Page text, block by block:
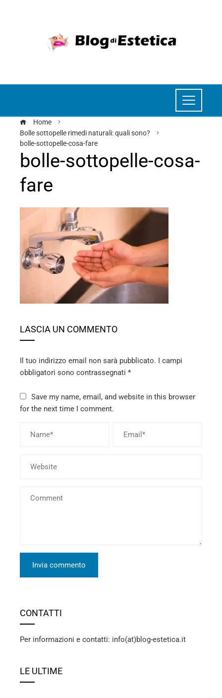
Home
Bolle sottopelle rimedi naturali: quali sono?
bolle-sottopelle-cosa-fare
bolle-sottopelle-cosa-
fare
LASCIA UN COMMENTO
Il tuo indirizzo email non sarà pubblicato. I campi
obbligatori sono contrassegnati *
Save my name, email, and website in this browser
for the next time I comment.
CONTATTI
Per informazioni e contatti: info(at)blog-estetica.it
LE ULTIME